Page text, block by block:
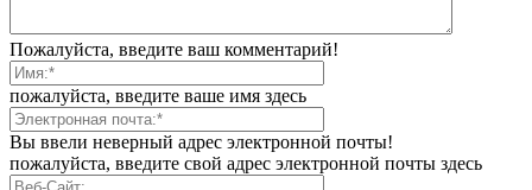
Пожалуйста, введите ваш комментарий!
пожалуйста, введите ваше имя здесь
Вы ввели неверный адрес электронной почты!
пожалуйста, введите свой адрес электронной почты здесь